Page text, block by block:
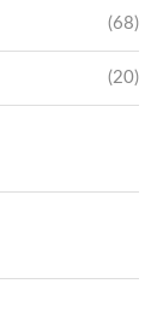
(68)
(20)